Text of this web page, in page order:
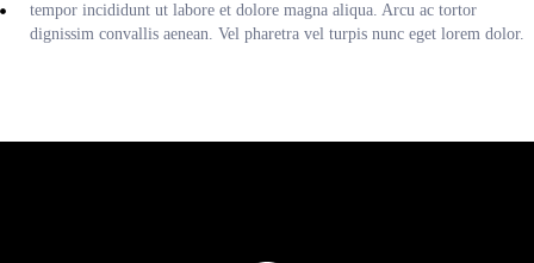
tempor incididunt ut labore et dolore magna aliqua. Arcu ac tortor
dignissim convallis aenean. Vel pharetra vel turpis nunc eget lorem dolor.